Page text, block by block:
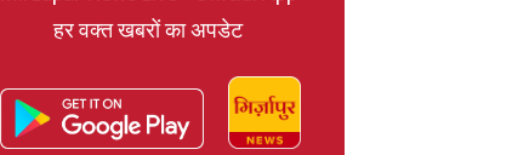
हर वक्त खबरों का अपडेट